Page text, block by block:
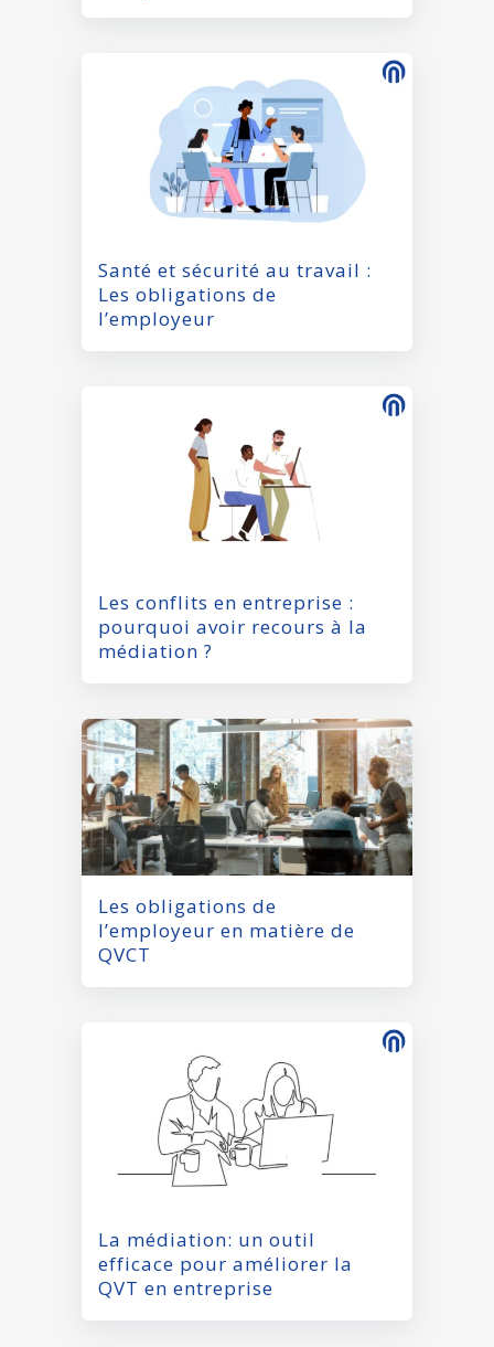
Santé et sécurité au travail :
Les obligations de
l’employeur
Les conflits en entreprise :
pourquoi avoir recours à la
médiation ?
Les obligations de
l’employeur en matière de
QVCT
La médiation: un outil
efficace pour améliorer la
QVT en entreprise